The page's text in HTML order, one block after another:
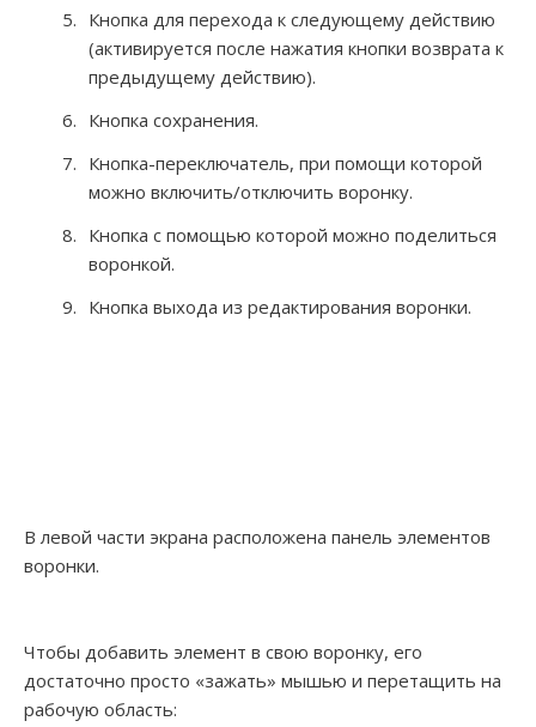
Кнопка для перехода к следующему действию
(активируется после нажатия кнопки возврата к
предыдущему действию).
Кнопка сохранения.
Кнопка-переключатель, при помощи которой
можно включить/отключить воронку.
Кнопка с помощью которой можно поделиться
воронкой.
Кнопка выхода из редактирования воронки.
В левой части экрана расположена панель элементов
воронки.
Чтобы добавить элемент в свою воронку, его
достаточно просто «зажать» мышью и перетащить на
рабочую область: